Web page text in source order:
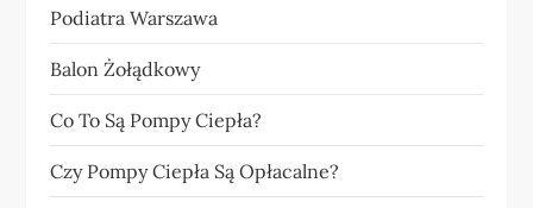
Podiatra Warszawa
Balon Żołądkowy
Co To Są Pompy Ciepła?
Czy Pompy Ciepła Są Opłacalne?